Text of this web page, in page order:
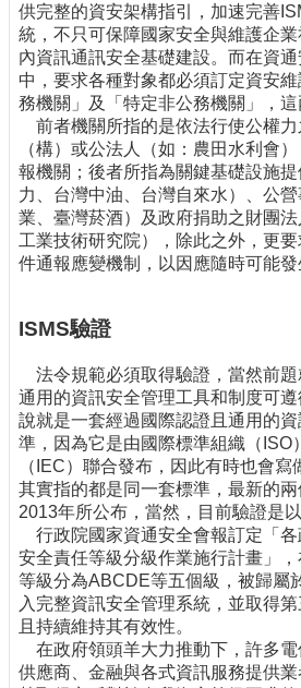
技
術
論
壇
業
專
欄
供完整的資安架構指引，加速完善
統，不只可保障國家安全與維護企
內資訊通訊安全基礎建設。而在資
中，要求各種對象都必須訂定資安
務機關」及「特定非公務機關」，這
前者機關所指的是依法行使公權力
（構）或公法人（如：農田水利會
報機關；後者所指為關鍵基礎設施
力、台灣中油、台灣自來水）、公
業、臺灣菸酒）及政府捐助之財團法
工業技術研究院），除此之外，更
件通報應變機制，以因應隨時可能發
ISMS驗證
法令規範必須取得驗證，當然前題
通用的資訊安全管理工具和制度可
說就是一套經過國際認證且通用的
準，因為它是由國際標準組織（ISO
（IEC）聯合發布，因此有時也會寫
其實指的都是同一套標準，最新的
2013年所公布，當然，目前驗證是
行政院國家資通安全會報訂定「
安全責任等級分級作業施行計畫」
等級分為ABCDE等五個級，被歸屬
入完整資訊安全管理系統，並取得第
且持續維持其有效性。
在政府領頭羊大力推動下，許多電
供應商、金融與各式資訊服務提供